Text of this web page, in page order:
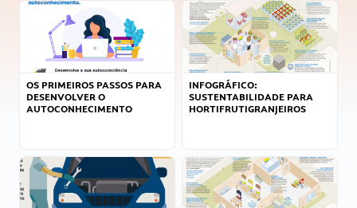
OS PRIMEIROS PASSOS PARA
DESENVOLVER O
AUTOCONHECIMENTO
INFOGRÁFICO:
SUSTENTABILIDADE PARA
HORTIFRUTIGRANJEIROS